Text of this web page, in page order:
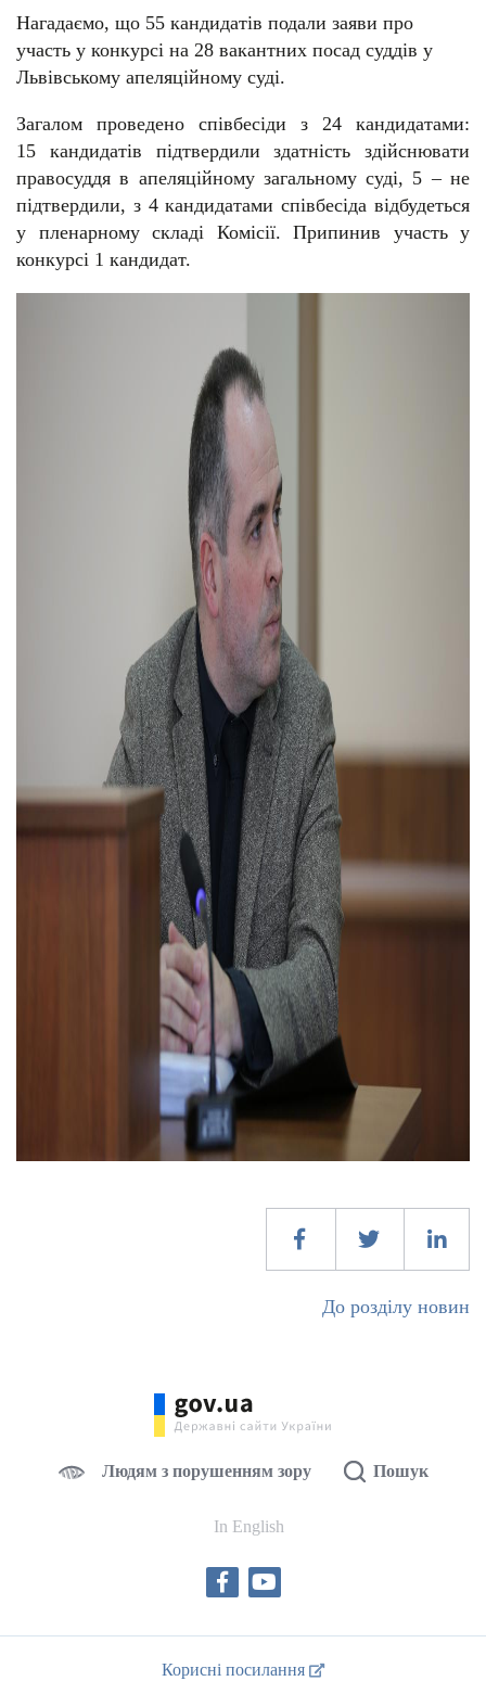
Нагадаємо, що 55 кандидатів подали заяви про
участь у конкурсі на 28 вакантних посад суддів у
Львівському апеляційному суді.
Загалом проведено співбесіди з 24 кандидатами:
15 кандидатів підтвердили здатність здійснювати
правосуддя в апеляційному загальному суді, 5 – не
підтвердили, з 4 кандидатами співбесіда відбудеться
у пленарному складі Комісії. Припинив участь у
конкурсі 1 кандидат.
До розділу новин
Людям з порушенням зору Пошук
In English
Корисні посилання